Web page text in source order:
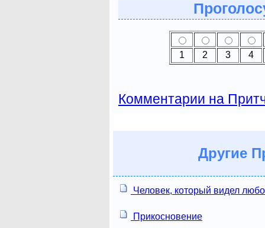
1 2 3 4
Комментарии на
Другие
Человек, который видел
Прикосновение